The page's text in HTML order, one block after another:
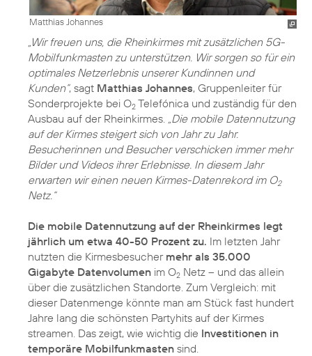
Matthias Johannes
„Wir freuen uns, die Rheinkirmes mit zusätzlichen 5G-
Mobilfunkmasten zu unterstützen. Wir sorgen so für ein
optimales Netzerlebnis unserer Kundinnen und
Kunden“, sagt Matthias Johannes, Gruppenleiter für
Sonderprojekte bei O2 Telefónica und zuständig für den
Ausbau auf der Rheinkirmes.
„Die mobile Datennutzung
auf der Kirmes steigert sich von Jahr zu Jahr.
Besucherinnen und Besucher verschicken immer mehr
Bilder und Videos ihrer Erlebnisse. In diesem Jahr
erwarten wir einen neuen Kirmes-Datenrekord im O2
Netz.“
Die mobile Datennutzung auf der Rheinkirmes legt
jährlich um etwa 40-50 Prozent zu. Im letzten Jahr
nutzten die Kirmesbesucher mehr als 35.000
Gigabyte Datenvolumen im O2 Netz – und das allein
über die zusätzlichen Standorte. Zum Vergleich: mit
dieser Datenmenge könnte man am Stück fast hundert
Jahre lang die schönsten Partyhits auf der Kirmes
streamen. Das zeigt, wie wichtig die Investitionen in
temporäre Mobilfunkmasten sind.